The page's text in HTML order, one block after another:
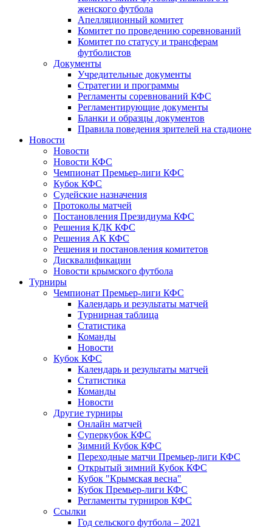
женского футбола
Апелляционный комитет
Комитет по проведению соревнований
Комитет по статусу и трансферам
футболистов
Документы
Учредительные документы
Стратегии и программы
Регламенты соревнований КФС
Регламентирующие документы
Бланки и образцы документов
Правила поведения зрителей на стадионе
Новости
Новости
Новости КФС
Чемпионат Премьер-лиги КФС
Кубок КФС
Судейские назначения
Протоколы матчей
Постановления Президиума КФС
Решения КДК КФС
Решения АК КФС
Решения и постановления комитетов
Дисквалификации
Новости крымского футбола
Турниры
Чемпионат Премьер-лиги КФС
Календарь и результаты матчей
Турнирная таблица
Статистика
Команды
Новости
Кубок КФС
Календарь и результаты матчей
Статистика
Команды
Новости
Другие турниры
Онлайн матчей
Суперкубок КФС
Зимний Кубок КФС
Переходные матчи Премьер-лиги КФС
Открытый зимний Кубок КФС
Кубок "Крымская весна"
Кубок Премьер-лиги КФС
Регламенты турниров КФС
Ссылки
Год сельского футбола – 2021